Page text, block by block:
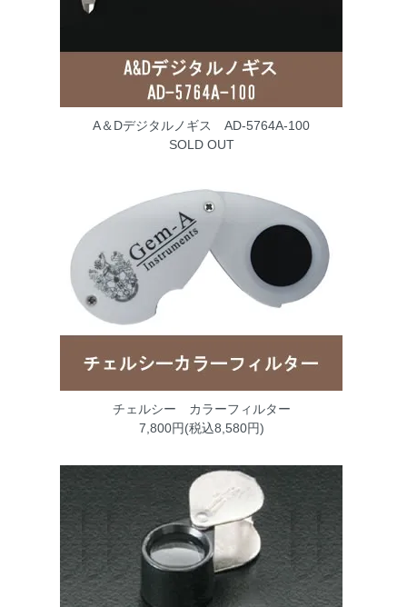
A＆Dデジタルノギス AD-5764A-100
SOLD OUT
チェルシー カラーフィルター
7,800円(税込8,580円)